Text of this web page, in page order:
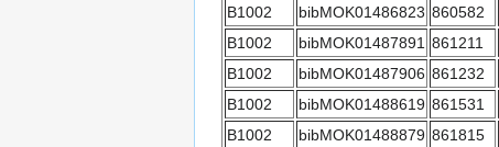
B1002
bibMOK01486823 860582
B1002
bibMOK01487891 861211
B1002
bibMOK01487906 861232
B1002
bibMOK01488619 861531
B1002
bibMOK01488879 861815